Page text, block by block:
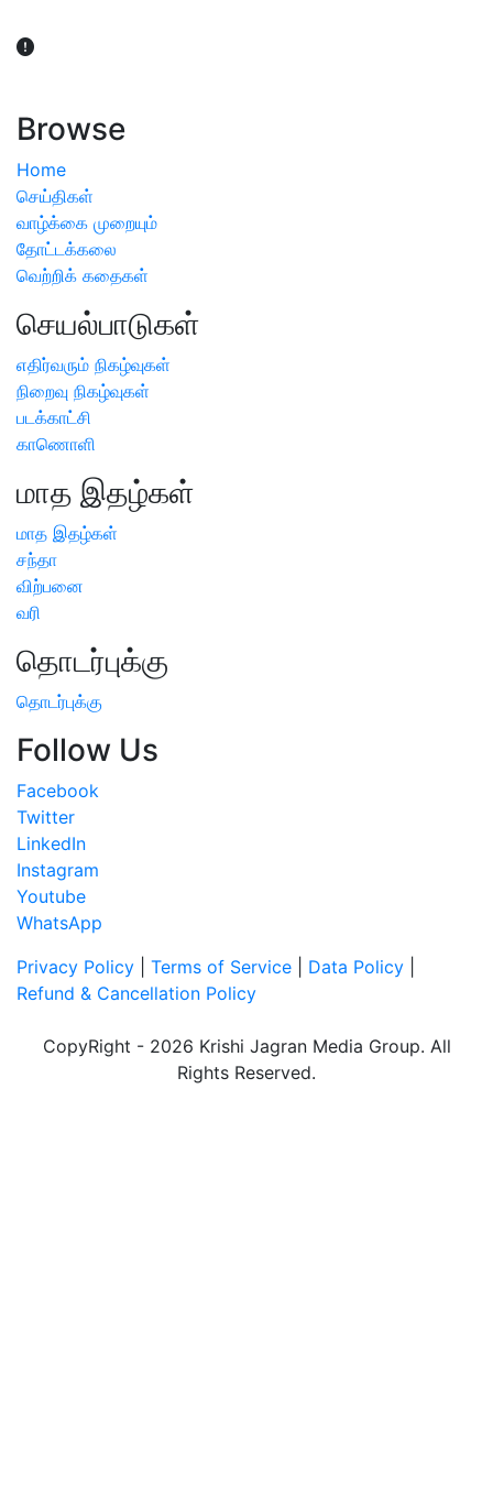
Browse
Home
செய்திகள்
வாழ்க்கை முறையும்
தோட்டக்கலை
வெற்றிக் கதைகள்
செயல்பாடுகள்
எதிர்வரும் நிகழ்வுகள்
நிறைவு நிகழ்வுகள்
படக்காட்சி
காணொளி
மாத இதழ்கள்
மாத இதழ்கள்
சந்தா
விற்பனை
வரி
தொடர்புக்கு
தொடர்புக்கு
Follow Us
Facebook
Twitter
LinkedIn
Instagram
Youtube
WhatsApp
Privacy Policy
Terms of Service Data Policy
Refund & Cancellation Policy
CopyRight - 2026 Krishi Jagran Media Group. All
Rights Reserved.